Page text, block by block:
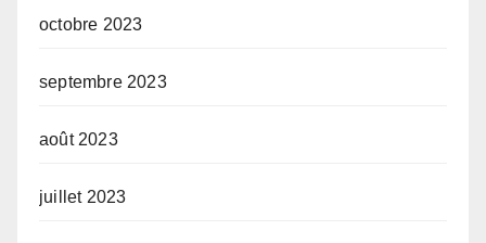
octobre 2023
septembre 2023
août 2023
juillet 2023